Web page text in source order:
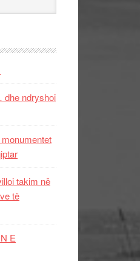
dhe ndryshoi
takim në
të
E